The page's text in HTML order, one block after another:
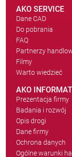
AKO SERVICE
Dane CAD
Do pobrania
FAQ
Partnerzy
Filmy
Warto wiedzieć
AKO
Prezentacja firmy
Badania i rozwój
Opis drogi
Dane firmy
Ochrona danych
Ogólne warunki